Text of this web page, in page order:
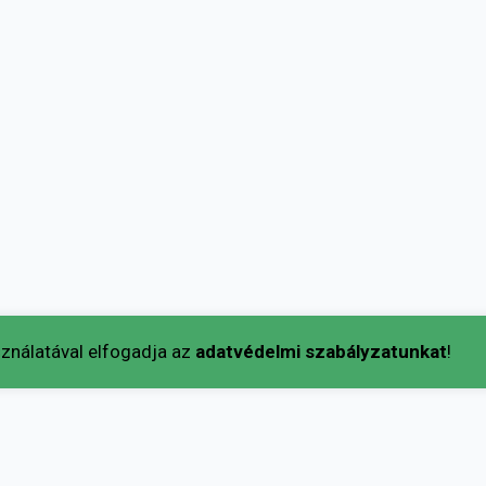
elfogadja az adatvédelmi szabályzatunkat!